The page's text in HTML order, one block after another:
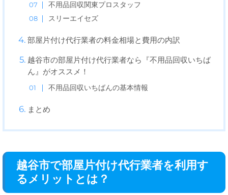
不用品回収関東プロスタッフ
スリーエイセズ
部屋片付け代行業者の料金相場と費用の内訳
越谷市の部屋片付け代行業者なら『不用品回収いちば
ん』がオススメ！
不用品回収いちばんの基本情報
まとめ
越谷市で部屋片付け代行業者を利用す
るメリットとは？